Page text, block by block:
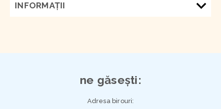
INFORMAŢII
ne găsești:
Adresa birouri: